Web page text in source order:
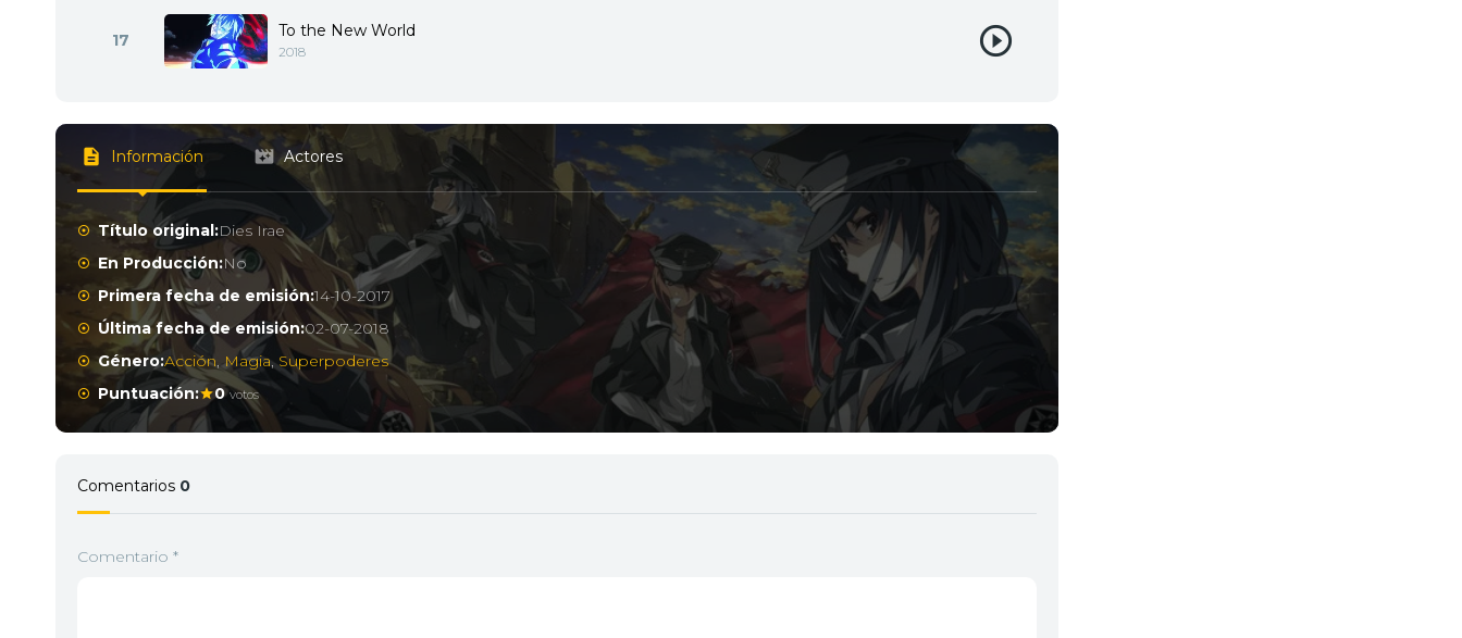
17 To the New World
2018
Información Actores
Título original:Dies Irae
En Producción:No
Primera fecha de emisión:14-10-2017
Última fecha de emisión:02-07-2018
Género:Acción,Magia,Superpoderes
Puntuación:
0 votos
Comentarios 0
Comentario *